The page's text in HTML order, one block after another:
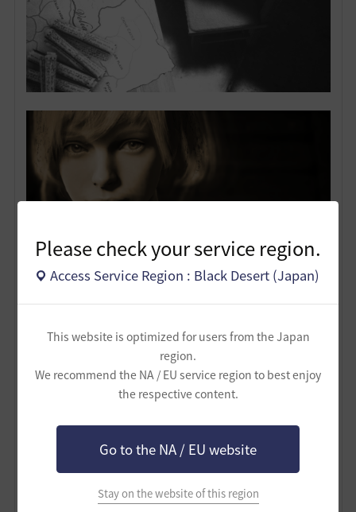
Please check your service region.
Access Service Region : Black Desert (Japan)
This website is optimized for users from the Japan
region.
We recommend the NA / EU service region to best enjoy
the respective content.
Go to the NA / EU website
Stay on the website of this region